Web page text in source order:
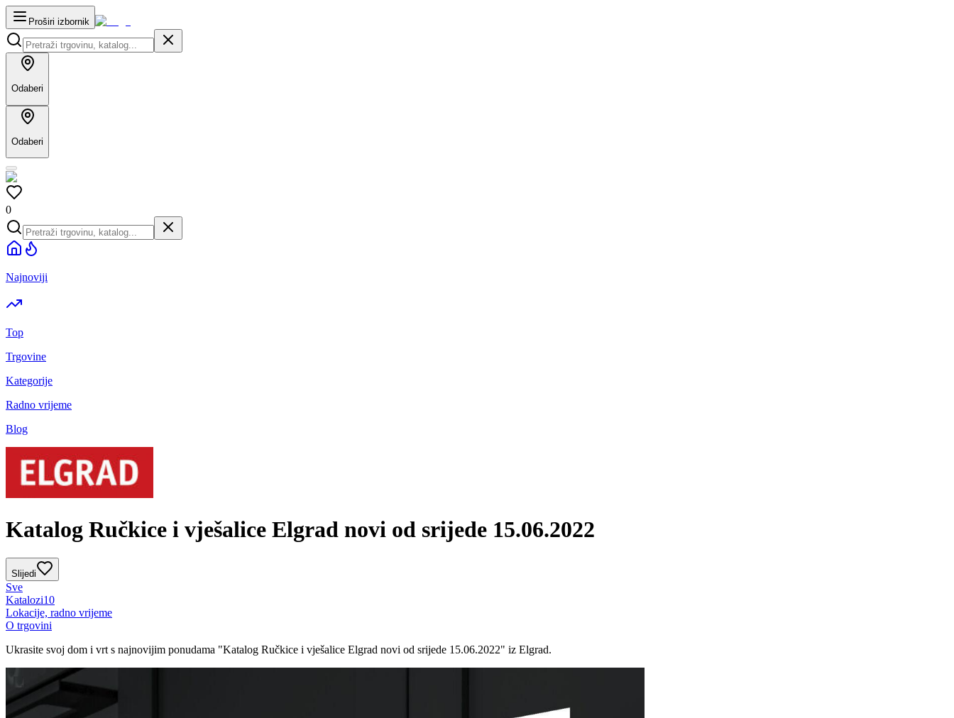
Proširi izbornik
Odaberi
Odaberi
0
Najnoviji
Top
Trgovine
Kategorije
Radno vrijeme
Blog
Katalog Ručkice i vješalice Elgrad novi od srijede 15.06.2022
Slijedi
Sve
Katalozi10
Lokacije, radno vrijeme
O trgovini
Ukrasite svoj dom i vrt s najnovijim ponudama "Katalog Ručkice i vješalice Elgrad novi od srijede 15.06.2022" iz Elgrad.